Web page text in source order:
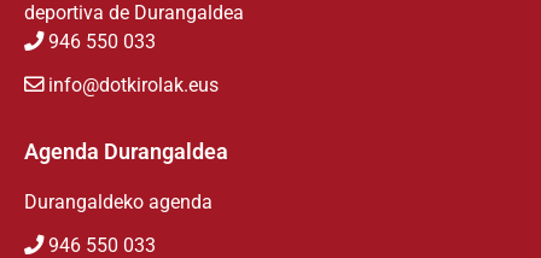
deportiva de Durangaldea
946 550 033
info@dotkirolak.eus
Agenda Durangaldea
Durangaldeko agenda
946 550 033